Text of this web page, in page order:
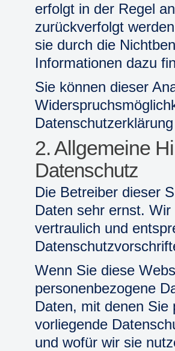
erfolgt in der Regel
zurückverfolgt
sie durch die
Informationen dazu
Sie können dieser
2. Allgemeine
Datenschutz
Die Betreiber dieser
Daten sehr ernst.
vertraulich und
Wenn Sie diese
personenbezogene
Daten, mit denen Sie
vorliegende
und wofür wir sie